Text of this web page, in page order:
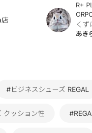
店
R+
く
あき
#ビジネスシューズ REGAL
クッション性